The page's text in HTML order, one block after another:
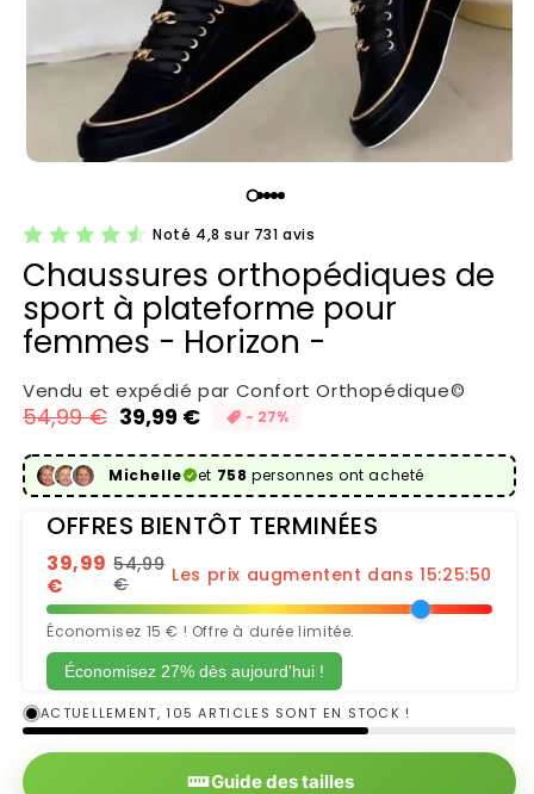
Noté 4,8 sur 731 avis
Chaussures orthopédiques de
sport à plateforme pour
femmes - Horizon -
Vendu et expédié par Confort Orthopédique©
Prix habituel
54,99 €
Prix promotionnel
39,99 € - 27%
Michelle et 758 personnes ont acheté
OFFRES BIENTÔT TERMINÉES
39,99
€
54,99
€
Les prix augmentent dans 15:25:49
Économisez 15 € ! Offre à durée limitée.
Économisez 27% dès aujourd'hui !
ACTUELLEMENT, 105 ARTICLES SONT EN STOCK !
Guide des tailles